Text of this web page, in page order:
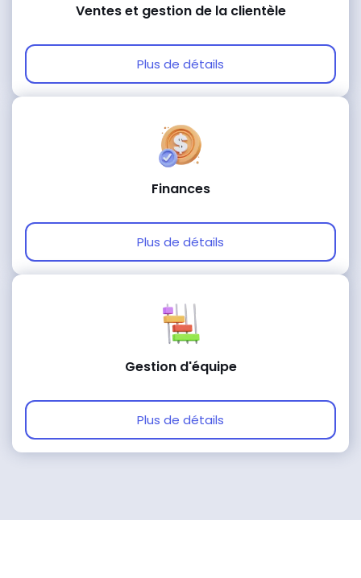
Ventes et gestion de la clientèle
Plus de détails
Finances
Plus de détails
Gestion d'équipe
Plus de détails